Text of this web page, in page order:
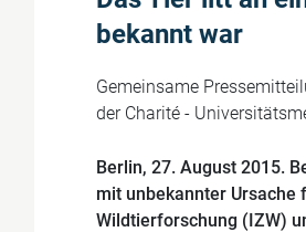
bekannt war
Gemeinsame
der Charité -
Berlin, 27. August 2015.
mit unbekannter Ursache
Wildtierforschung (IZW)